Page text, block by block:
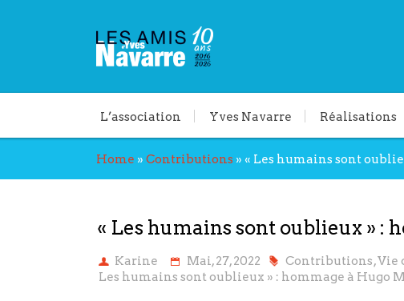
L’association Yves Navarre Réalisations
Home » Contributions » « Les humains sont
« Les humains sont oublieux » :
Karine Mai, 27, 2022 Contributions,Vie
Les humains sont oublieux » : hommage à Hugo